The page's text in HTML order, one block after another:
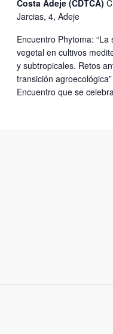
Costa Adeje (CDTCA)
Jarcias, 4, Adeje
Encuentro Phytoma: “La
vegetal en cultivos
y subtropicales. Retos
transición agroecológica”
Encuentro que se